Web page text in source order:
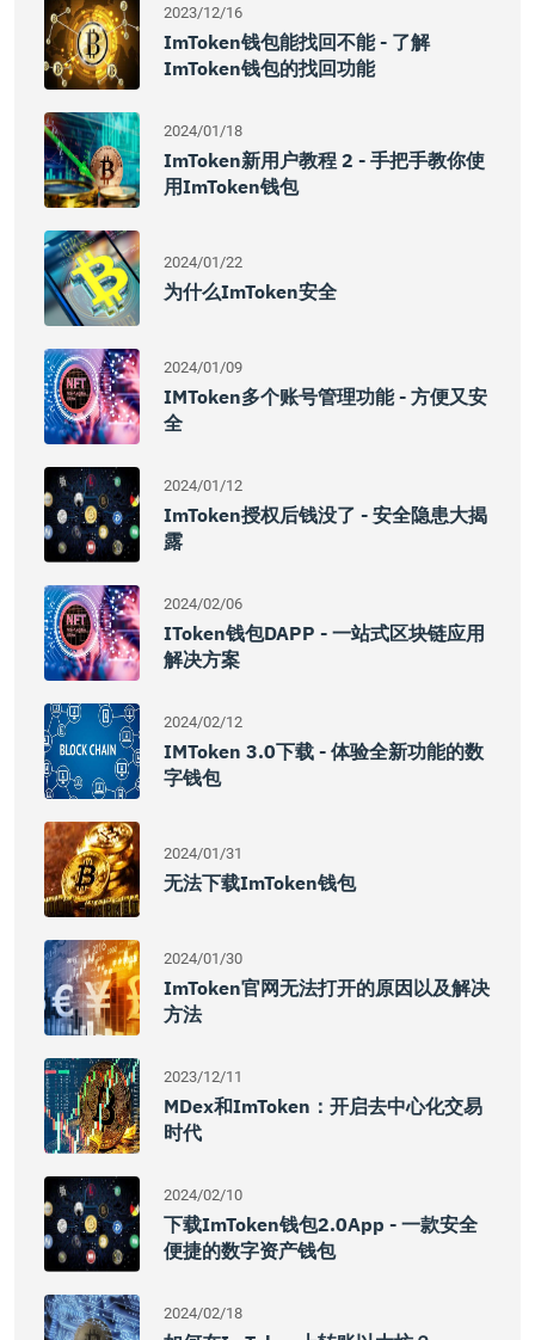
2023/12/16
ImToken钱包能找回不能 - 了解
ImToken钱包的找回功能
2024/01/18
ImToken新用户教程 2 - 手把手教你使
用imToken钱包
2024/01/22
为什么imToken安全
2024/01/09
IMToken多个账号管理功能 - 方便又安
全
2024/01/12
ImToken授权后钱没了 - 安全隐患大揭
露
2024/02/06
IToken钱包DAPP - 一站式区块链应用
解决方案
2024/02/12
IMToken 3.0下载 - 体验全新功能的数
字钱包
2024/01/31
无法下载imToken钱包
2024/01/30
ImToken官网无法打开的原因以及解决
方法
2023/12/11
MDex和imToken：开启去中心化交易
时代
2024/02/10
下载imToken钱包2.0App - 一款安全
便捷的数字资产钱包
2024/02/18